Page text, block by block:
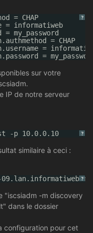
?
= CHAP
= informatiweb
my_password
= CHAP
=
=
sur votre
IP de notre serveur
?
-p 10.0.0.10
similaire à ceci :
?
"iscsiadm -m discovery
dans le dossier
configuration pour cet